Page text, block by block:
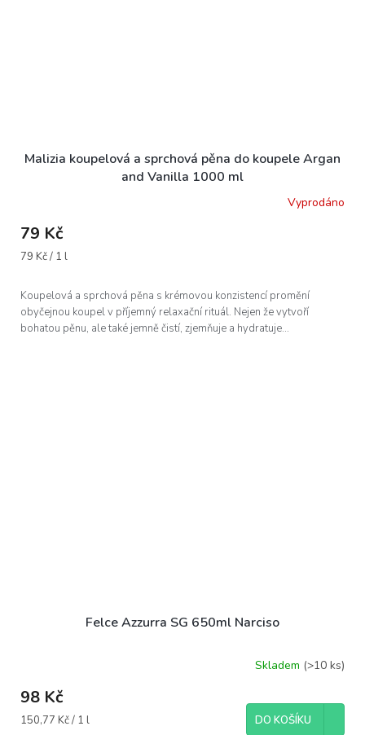
Malizia koupelová a sprchová pěna do koupele Argan
and Vanilla 1000 ml
Vyprodáno
79 Kč
Měrná
79 Kč / 1 l
Koupelová a sprchová pěna s krémovou konzistencí promění
obyčejnou koupel v příjemný relaxační rituál. Nejen že vytvoří
bohatou pěnu, ale také jemně čistí, zjemňuje a hydratuje...
Felce Azzurra SG 650ml Narciso
Skladem (>10 ks)
98 Kč
Měrná
150,77 Kč / 1 l DO KOŠÍKU